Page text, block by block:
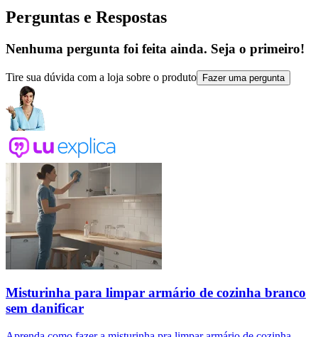
Perguntas e Respostas
Nenhuma pergunta foi feita ainda. Seja o primeiro!
Tire sua dúvida com a loja sobre o produto Fazer uma pergunta
Misturinha para limpar armário de cozinha branco
sem danificar